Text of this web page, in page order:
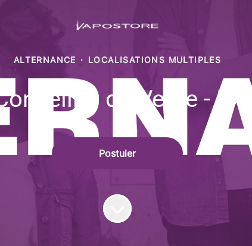
ALTERNANCE · LOCALISATIONS MULTIPLES
de Vente -
Postuler